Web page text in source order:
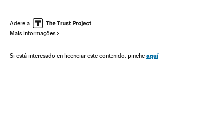
The Lancet Coronavirus Covid-19
Investigação médica
Adere a
Mais informações
Si está interesado en licenciar este contenido, pinche aquí